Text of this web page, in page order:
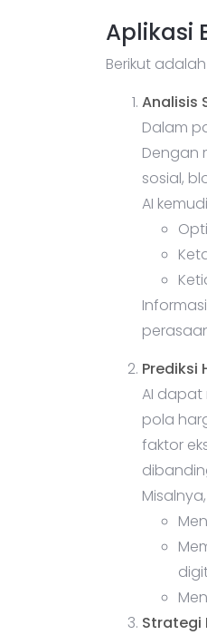
Aplikasi
Berikut
Analisis
Dalam
Dengan
sosial,
AI
Prediksi
AI dapat
pola
faktor
Strategi